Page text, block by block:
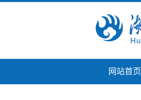
网站首页